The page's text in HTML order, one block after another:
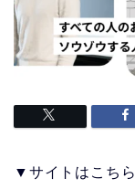
▼サイトはこちら